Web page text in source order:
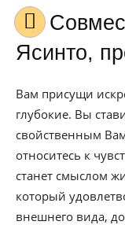
Совместимость имени
Ясинто,
Вам присущи
глубокие. Вы
свойственным
относитесь к
станет смыслом
который
внешнего вида,